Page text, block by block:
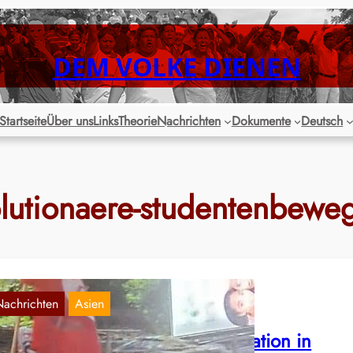
DEM VOLKE DIENEN
StartseiteÜber unsLinksTheorieNachrichten Dokumente Deutsch
Asien
Studenten-Großdemonstration in